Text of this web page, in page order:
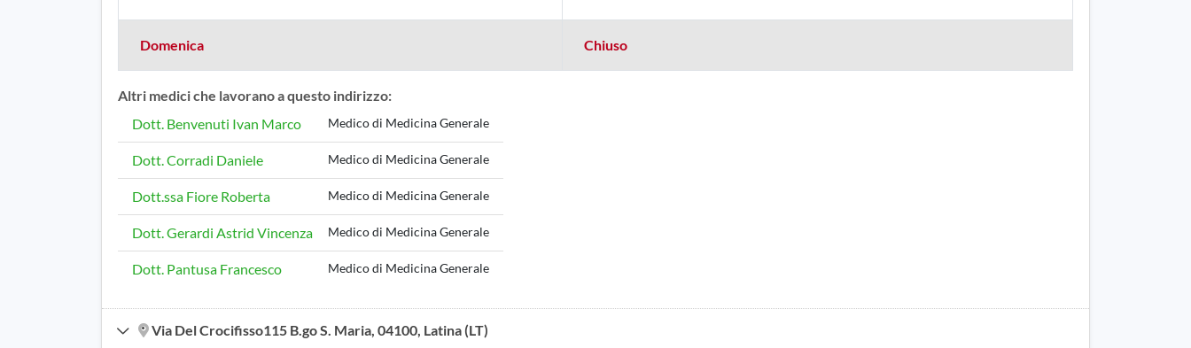
Domenica Chiuso
Altri medici che lavorano a questo indirizzo:
Dott. Benvenuti Ivan Marco
Medico di Medicina Generale
Dott. Corradi Daniele Medico di Medicina Generale
Dott.ssa Fiore Roberta Medico di Medicina Generale
Dott. Gerardi Astrid Vincenza Medico di Medicina Generale
Dott. Pantusa Francesco Medico di Medicina Generale
Via Del Crocifisso115 B.go S. Maria, 04100, Latina (LT)